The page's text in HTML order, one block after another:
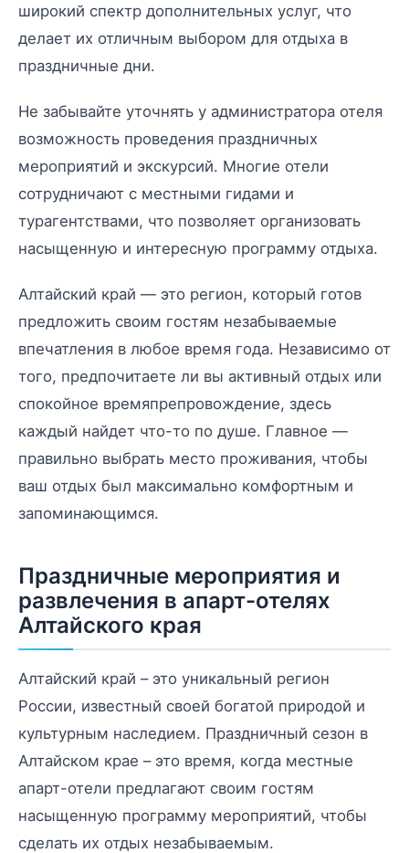
широкий спектр дополнительных услуг, что
делает их отличным выбором для отдыха в
праздничные дни.
Не забывайте уточнять у администратора отеля
возможность проведения праздничных
мероприятий и экскурсий. Многие отели
сотрудничают с местными гидами и
турагентствами, что позволяет организовать
насыщенную и интересную программу отдыха.
Алтайский край — это регион, который готов
предложить своим гостям незабываемые
впечатления в любое время года. Независимо от
того, предпочитаете ли вы активный отдых или
спокойное времяпрепровождение, здесь
каждый найдет что-то по душе. Главное —
правильно выбрать место проживания, чтобы
ваш отдых был максимально комфортным и
запоминающимся.
Праздничные мероприятия и
развлечения в апарт-отелях
Алтайского края
Алтайский край – это уникальный регион
России, известный своей богатой природой и
культурным наследием. Праздничный сезон в
Алтайском крае – это время, когда местные
апарт-отели предлагают своим гостям
насыщенную программу мероприятий, чтобы
сделать их отдых незабываемым.